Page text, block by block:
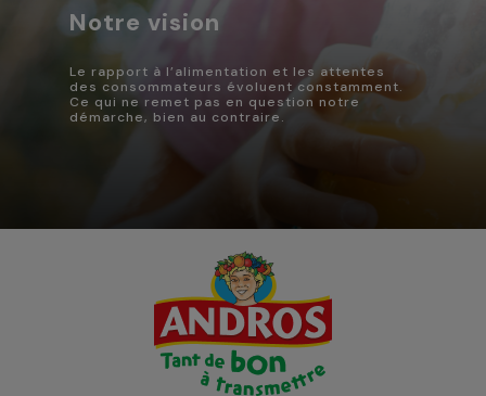
Notre vision
Le rapport à l’alimentation et les attentes
des consommateurs évoluent constamment.
Ce qui ne remet pas en question notre
démarche, bien au contraire.